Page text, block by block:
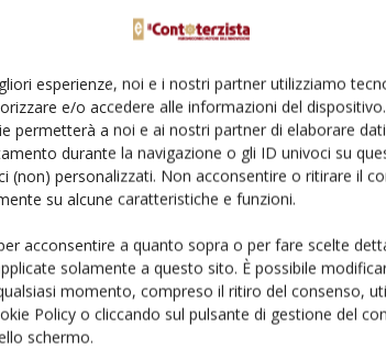
esperienze, noi e i nostri partner utilizziamo
e/o accedere alle informazioni del
permetterà a noi e ai nostri partner di elaborare
durante la navigazione o gli ID univoci su
(non) personalizzati. Non acconsentire o ritirare il
su alcune caratteristiche e funzioni.
acconsentire a quanto sopra o per fare scelte
solamente a questo sito. È possibile
momento, compreso il ritiro del consenso,
Policy o cliccando sul pulsante di gestione del
schermo.
Trattamenti estintivi in post-
emergenza. L’azzardo del solo
post non paga
DiDenis Bartolini (Ricerca & Sviluppo Terremerse Soc. Coop.
Bagnacavallo - RA)
21 Febbraio 2020